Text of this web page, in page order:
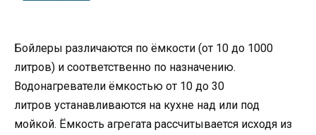
Бойлеры различаются по ёмкости (от 10 до 1000
литров) и соответственно по назначению.
Водонагреватели ёмкостью от 10 до 30
литров устанавливаются на кухне над или под
мойкой. Ёмкость агрегата рассчитывается исходя из